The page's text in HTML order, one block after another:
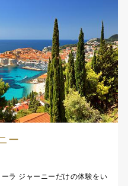
ー
ラ ジャーニーだけの体験をい